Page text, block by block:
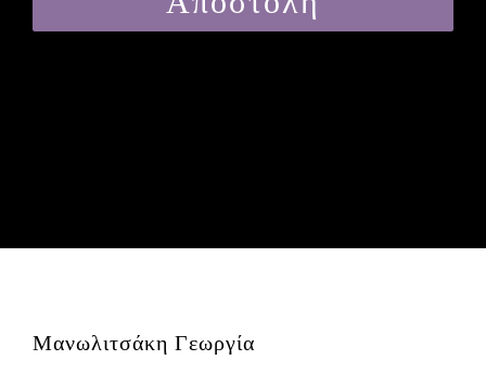
Μανωλιτσάκη Γεωργία